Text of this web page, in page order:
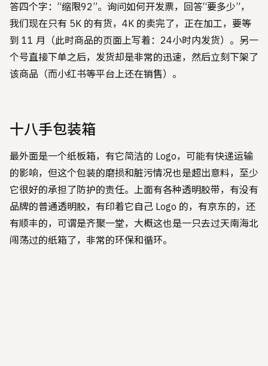
答四个字：“缩限92”。询问如何开发票，回答“要多少”，
我们现在只有 5K 的有货，4K 的卖完了，正在加工，要等
到 11 月（此时商品的页面上写着：24小时内发货）。另一
个号直接下单之后，发货却是非常的迅速，然后立刻下架了
该商品（而小红书等平台上还在销售）。
十八手包装箱
最外面是一个纸板箱，有它简洁的 Logo，可能有快递运输
的影响，但这个包装的磨损和脏污情况也是超出意料，至少
它很好的承担了防护的责任。上面有各种透明胶带，有没有
品牌的普通透明胶，有印着它自己 Logo 的，有京东的，还
有顺丰的，可谓是齐聚一堂，大概这也是一只去过天南海北
闯荡过的纸箱了，非常的环保和循环。